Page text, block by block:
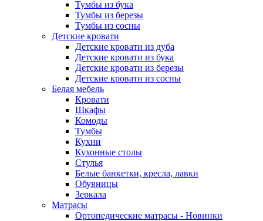
Тумбы из бука
Тумбы из березы
Тумбы из сосны
Детские кровати
Детские кровати из дуба
Детские кровати из бука
Детские кровати из березы
Детские кровати из сосны
Белая мебель
Кровати
Шкафы
Комоды
Тумбы
Кухни
Кухонные столы
Стулья
Белые банкетки, кресла, лавки
Обувницы
Зеркала
Матрасы
Ортопедические матрасы - Новинки